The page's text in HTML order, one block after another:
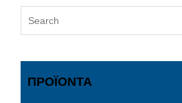
ΠΡΟΪΌΝΤΑ